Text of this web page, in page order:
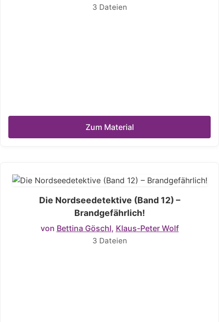
3 Dateien
Zum Material
Die Nordseedetektive (Band 12) –
Brandgefährlich!
von Bettina Göschl, Klaus-Peter Wolf
3 Dateien